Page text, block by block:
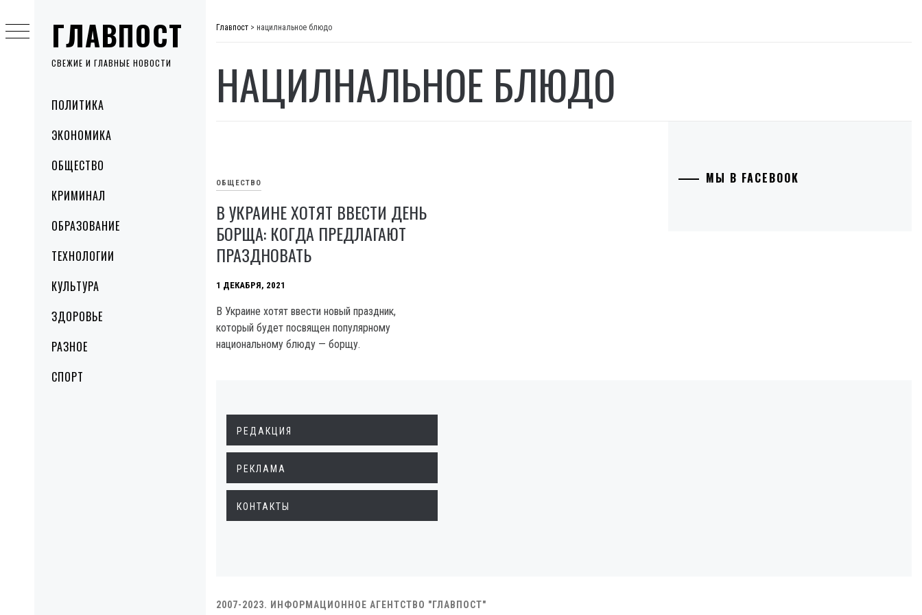
ГЛАВПОСТ
СВЕЖИЕ И ГЛАВНЫЕ НОВОСТИ
MenuПОЛИТИКА
ЭКОНОМИКА
ОБЩЕСТВО
КРИМИНАЛ
ОБРАЗОВАНИЕ
ТЕХНОЛОГИИ
КУЛЬТУРА
ЗДОРОВЬЕ
РАЗНОЕ
СПОРТ
to
content
Главпост > нацилнальное блюдо
НАЦИЛНАЛЬНОЕ БЛЮДО
ОБЩЕСТВО
В УКРАИНЕ ХОТЯТ ВВЕСТИ ДЕНЬ
БОРЩА: КОГДА ПРЕДЛАГАЮТ
ПРАЗДНОВАТЬ
1 ДЕКАБРЯ, 2021
В Украине хотят ввести новый праздник,
который будет посвящен популярному
национальному блюду — борщу.
МЫ В FACEBOOK
РЕДАКЦИЯ
РЕКЛАМА
КОНТАКТЫ
2007-2023. ИНФОРМАЦИОННОЕ АГЕНТСТВО "ГЛАВПОСТ"